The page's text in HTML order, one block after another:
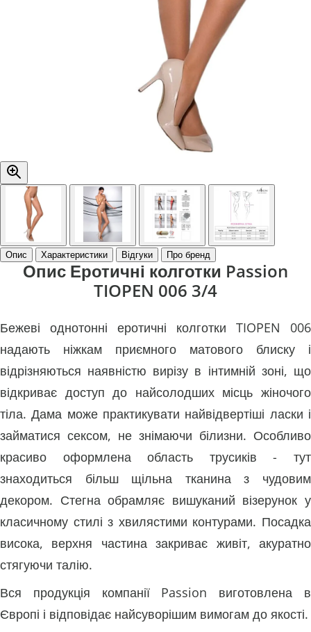
Опис Характеристики Відгуки Про бренд
Опис Еротичні колготки Passion
TIOPEN 006 3/4
Бежеві однотонні еротичні колготки TIOPEN 006
надають ніжкам приємного матового блиску і
відрізняються наявністю вирізу в інтимній зоні, що
відкриває доступ до найсолодших місць жіночого
тіла. Дама може практикувати найвідвертіші ласки і
займатися сексом, не знімаючи білизни. Особливо
красиво оформлена область трусиків - тут
знаходиться більш щільна тканина з чудовим
декором. Стегна обрамляє вишуканий візерунок у
класичному стилі з хвилястими контурами. Посадка
висока, верхня частина закриває живіт, акуратно
стягуючи талію.
Вся продукція компанії Passion виготовлена в
Європі і відповідає найсуворішим вимогам до якості.